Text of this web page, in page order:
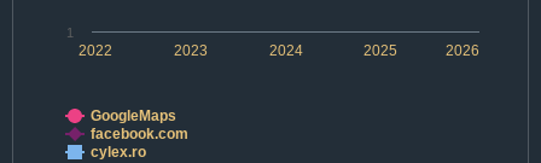
2022 2024 2026
2023 2025
1
GoogleMaps
facebook.com
cylex.ro